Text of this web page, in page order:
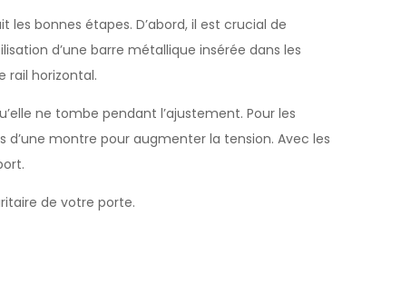
bonnes étapes. D’abord, il est crucial de
d’une barre métallique insérée dans les
rail horizontal.
ne tombe pendant l’ajustement. Pour les
montre pour augmenter la tension. Avec les
de votre porte.